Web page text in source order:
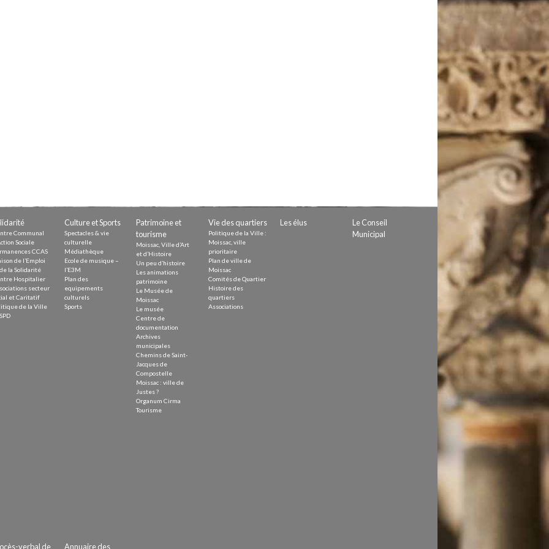
Communal
Sociale
CCAS
de l’Emploi
la Solidarité
Hospitalier
secteur
et Caritatif
de la Ville
Culture et Sports
Spectacles & vie
culturelle
Médiathèque
Ecole de musique –
l’E3M
Plan des
equipements
culturels
Sports
Patrimoine et
tourisme
Moissac, Ville d’Art
et d’Histoire
Un peu d’histoire
Les animations
patrimoine
Le Musée de
Moissac
Le musée
Centre de
documentation
Archives
municipales
Chemins de Saint-
Jacques de
Compostelle
Moissac : ville de
Justes ?
Organum Cirma
Tourisme
Vie des quartiers
Politique de la Ville :
Moissac, ville
prioritaire
Plan de ville de
Moissac
Comités de Quartier
Histoire des
quartiers
Associations
Les élus
Le Conseil
Municipal
verbal de Annuaire des